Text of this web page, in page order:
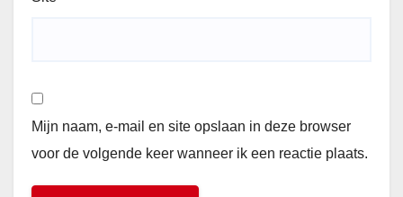
Mijn naam, e-mail en site opslaan in deze browser
voor de volgende keer wanneer ik een reactie plaats.